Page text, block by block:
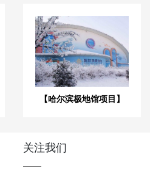
【哈尔滨极地馆项目】
关注我们